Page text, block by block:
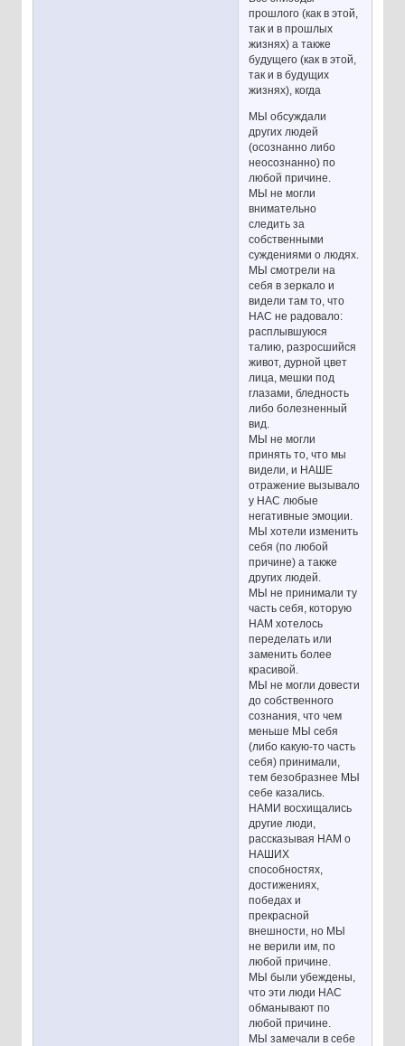
прошлого (как в этой,
так и в прошлых
жизнях) а также
будущего (как в этой,
так и в будущих
жизнях), когда
МЫ обсуждали
других людей
(осознанно либо
неосознанно) по
любой причине.
МЫ не могли
внимательно
следить за
собственными
суждениями о людях.
МЫ смотрели на
себя в зеркало и
видели там то, что
НАС не радовало:
расплывшуюся
талию, разросшийся
живот, дурной цвет
лица, мешки под
глазами, бледность
либо болезненный
вид.
МЫ не могли
принять то, что мы
видели, и НАШЕ
отражение вызывало
у НАС любые
негативные эмоции.
МЫ хотели изменить
себя (по любой
причине) а также
других людей.
МЫ не принимали ту
часть себя, которую
НАМ хотелось
переделать или
заменить более
красивой.
МЫ не могли довести
до собственного
сознания, что чем
меньше МЫ себя
(либо какую-то часть
себя) принимали,
тем безобразнее МЫ
себе казались.
НАМИ восхищались
другие люди,
рассказывая НАМ о
НАШИХ
способностях,
достижениях,
победах и
прекрасной
внешности, но МЫ
не верили им, по
любой причине.
МЫ были убеждены,
что эти люди НАС
обманывают по
любой причине.
МЫ замечали в себе